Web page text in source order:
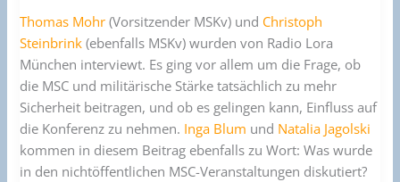
Thomas Mohr (Vorsitzender MSKv) und Christoph
Steinbrink (ebenfalls MSKv) wurden von Radio Lora
München interviewt. Es ging vor allem um die Frage, ob
die MSC und militärische Stärke tatsächlich zu mehr
Sicherheit beitragen, und ob es gelingen kann, Einfluss auf
die Konferenz zu nehmen. Inga Blum und Natalia Jagolski
kommen in diesem Beitrag ebenfalls zu Wort: Was wurde
in den nichtöffentlichen MSC-Veranstaltungen diskutiert?